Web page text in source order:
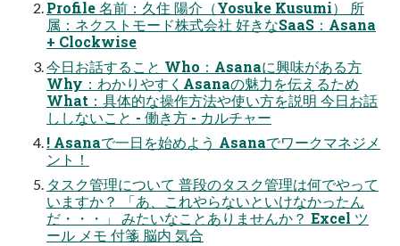
Profile 名前：久住 陽介（Yosuke Kusumi） 所
属：ネクストモード株式会社 好きなSaaS：Asana
+ Clockwise
今日お話すること Who：Asanaに興味がある方
Why：わかりやすくAsanaの魅力を伝えるため
What：具体的な操作方法や使い方を説明 今日お話
ししないこと - 働き方 - カルチャー
! Asanaで一日を始めよう Asanaでワークマネジメ
ント！
タスク管理について 普段のタスク管理は何でやって
いますか？ 「あ、これやらないといけなかったん
だ・・・」 みたいなことありませんか？ Excel ツ
ール メモ 付箋 脳内 気合